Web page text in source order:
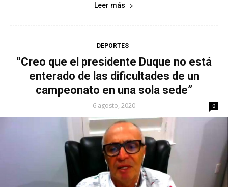
Leer más
DEPORTES
“Creo que el presidente Duque no está
enterado de las dificultades de un
campeonato en una sola sede”
6 agosto, 2020 0